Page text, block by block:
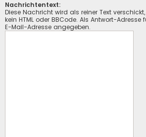
Nachrichtentext:
Diese Nachricht wird als reiner Text
kein HTML oder BBCode. Als Antwort-Adresse
E-Mail-Adresse angegeben.